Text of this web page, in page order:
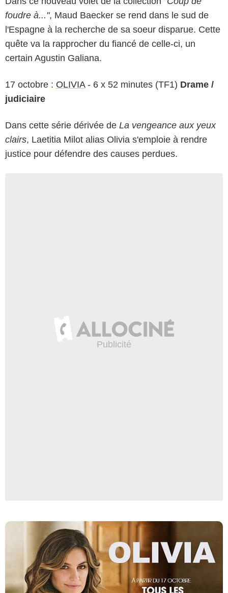
foudre à...", Maud Baecker se rend dans le sud de
l'Espagne à la recherche de sa soeur disparue. Cette
quête va la rapprocher du fiancé de celle-ci, un
certain Agustin Galiana.
17 octobre : OLIVIA- 6 x 52 minutes (TF1) Drame /
judiciaire
Dans cette série dérivée de La vengeance aux yeux
clairs, Laetitia Milot alias Olivia s'emploie à rendre
justice pour défendre des causes perdues.